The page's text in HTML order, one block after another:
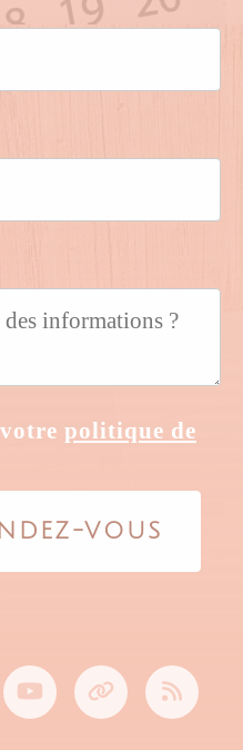
politique de
VOUS